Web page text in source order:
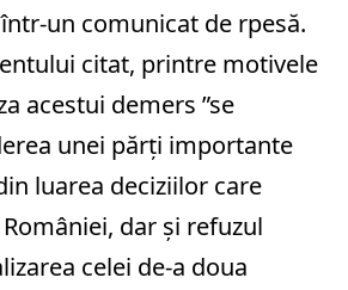
un comunicat de rpesă.
citat, printre motivele
acestui demers ”se
unei părţi importante
luarea deciziilor care
dar şi refuzul
celei de-a doua